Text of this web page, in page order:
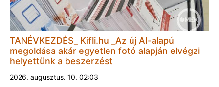
TANÉVKEZDÉS_ Kifli.hu _Az új AI-alapú
megoldása akár egyetlen fotó alapján elvégzi
helyettünk a beszerzést
2026. augusztus. 10. 02:03